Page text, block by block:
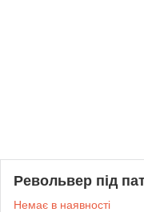
Револьвер під
Немає в наявності